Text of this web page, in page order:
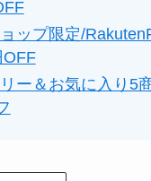
ョップ限定/
OFF
リー＆お気に入り5